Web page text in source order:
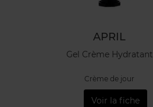
APRIL
Gel Crème Hydratant
Crème de jour
Voir la fiche